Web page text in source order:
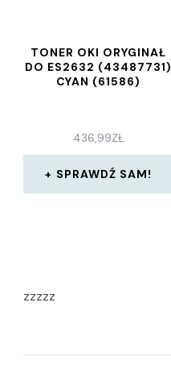
TONER OKI ORYGINAŁ
DO ES2632 (43487731)
CYAN (61586)
436,99ZŁ
SPRAWDŹ SAM!
zzzzz